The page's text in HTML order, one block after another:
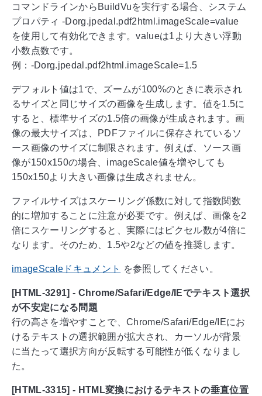
コマンドラインからBuildVuを実行する場合、システム
プロパティ -Dorg.jpedal.pdf2html.imageScale=value
を使用して有効化できます。valueは1より大きい浮動
小数点数です。
例：-Dorg.jpedal.pdf2html.imageScale=1.5
デフォルト値は1で、ズームが100%のときに表示され
るサイズと同じサイズの画像を生成します。値を1.5に
すると、標準サイズの1.5倍の画像が生成されます。画
像の最大サイズは、PDFファイルに保存されているソ
ース画像のサイズに制限されます。例えば、ソース画
像が150x150の場合、imageScale値を増やしても
150x150より大きい画像は生成されません。
ファイルサイズはスケーリング係数に対して指数関数
的に増加することに注意が必要です。例えば、画像を2
倍にスケーリングすると、実際にはピクセル数が4倍に
なります。そのため、1.5や2などの値を推奨します。
imageScaleドキュメント を参照してください。
[HTML-3291] - Chrome/Safari/Edge/IEでテキスト選択
が不安定になる問題
行の高さを増やすことで、Chrome/Safari/Edge/IEにお
けるテキストの選択範囲が拡大され、カーソルが背景
に当たって選択方向が反転する可能性が低くなりまし
た。
[HTML-3315] - HTML変換におけるテキストの垂直位置